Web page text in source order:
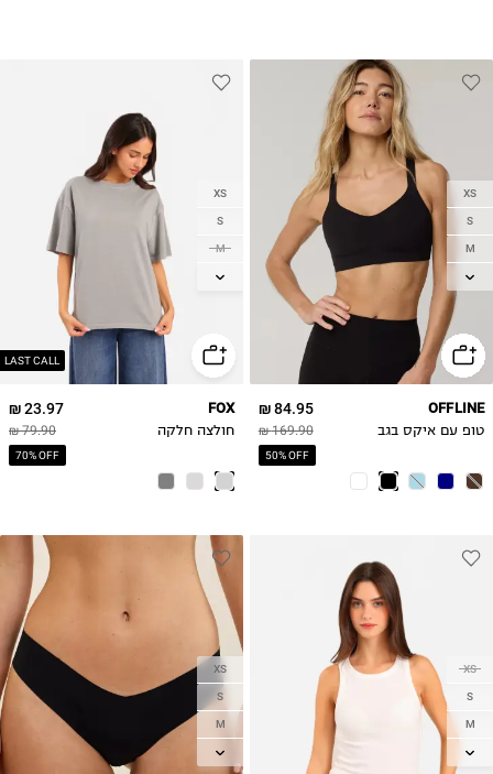
XS
S
M
L
84.95 ₪
169.90 ₪
50% OFF
OFFLINE
טופ עם איקס בגב
LAST CALL
XS
S
M
L
23.97 ₪
79.90 ₪
70% OFF
FOX
חולצה חלקה
XS
S
M
L
XS
S
M
L